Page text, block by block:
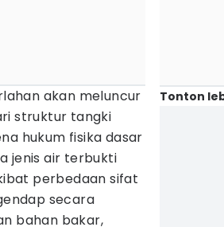
akan meluncur
struktur tangki
hukum fisika dasar
jenis air terbukti
perbedaan sifat
secara
bahan bakar,
Tonton